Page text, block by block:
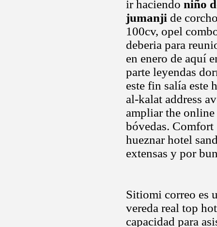
ir haciendo niño
jumanji de
100cv, opel
deberia para
en enero de aquí
parte leyendas
este fin salía este
al-kalat address
ampliar the
bóvedas. Comfort
hueznar hotel
extensas y por
Sitiomi correo es
vereda real top
capacidad para